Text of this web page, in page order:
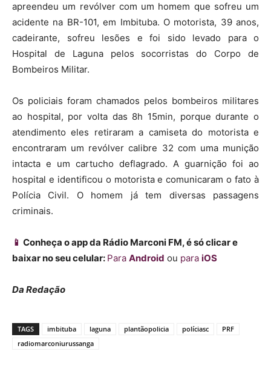
apreendeu um revólver com um homem que sofreu um
acidente na BR-101, em Imbituba. O motorista, 39 anos,
cadeirante, sofreu lesões e foi sido levado para o
Hospital de Laguna pelos socorristas do Corpo de
Bombeiros Militar.
Os policiais foram chamados pelos bombeiros militares
ao hospital, por volta das 8h 15min, porque durante o
atendimento eles retiraram a camiseta do motorista e
encontraram um revólver calibre 32 com uma munição
intacta e um cartucho deflagrado. A guarnição foi ao
hospital e identificou o motorista e comunicaram o fato à
Polícia Civil. O homem já tem diversas passagens
criminais.
📱 Conheça o app da Rádio Marconi FM, é só clicar e
baixar no seu celular: Para Android ou para iOS
Da Redação
TAGS imbituba laguna plantãopolicia políciasc
PRF
radiomarconiurussanga